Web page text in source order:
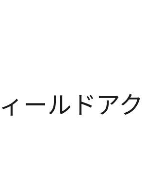
ールドアク